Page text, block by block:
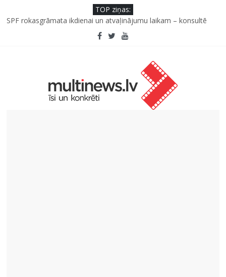
TOP ziņas:
Kad bērns atsakās no dārzeņiem: padomi un receptes, kas var
palīdzēt
SPF rokasgrāmata ikdienai un atvaļinājumu laikam – konsultē
Septiņas profesijas, kas izturēs mākslīgā intelekta laikmetu
Kāpēc padomju militāro mantojumu ir svarīgi izprast arī šodien
un kā to palīdz paveikt papildinātā realitāte